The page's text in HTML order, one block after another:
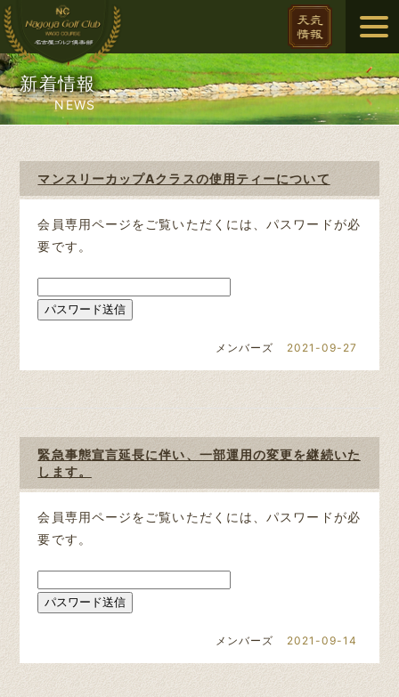
新着情報
NEWS
マンスリーカップAクラスの使用ティーについて
会員専用ページをご覧いただくには、パスワードが必
要です。
メンバーズ 2021-09-27
緊急事態宣言延長に伴い、一部運用の変更を継続いた
します。
会員専用ページをご覧いただくには、パスワードが必
要です。
メンバーズ 2021-09-14